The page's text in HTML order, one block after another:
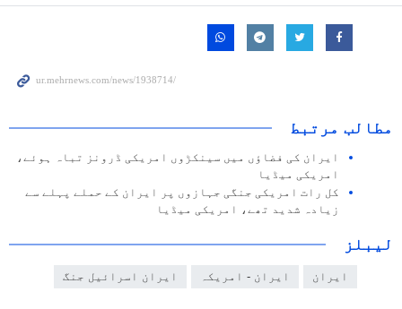
مطالب مرتبط
ایران کی فضاؤں میں سینکڑوں امریکی ڈرونز تباہ ہوئے،
امریکی میڈیا
کل رات امریکی جنگی جہازوں پر ایران کے حملے پہلے سے
زیادہ شدید تھے، امریکی میڈیا
لیبلز
ایران ایران - امریکہ ایران اسرائیل جنگ